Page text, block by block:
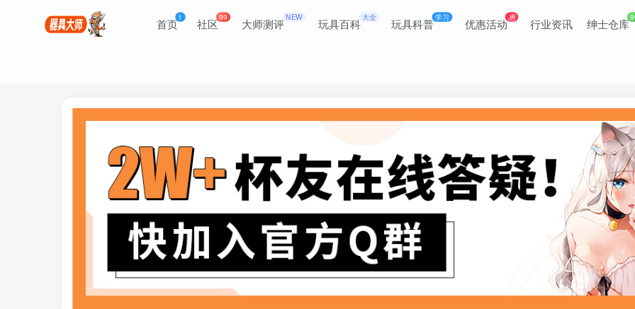
首页1 社区99 大师测评NEW 玩具百科 大全 玩具科普学习 优惠活动惠 行业资讯 绅士仓库